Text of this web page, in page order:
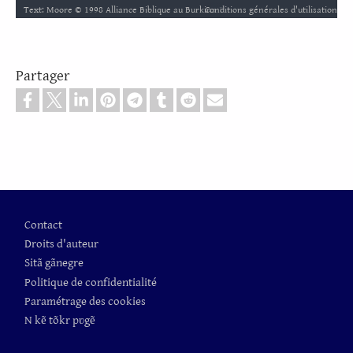
Text: Moore © 1998 Alliance Biblique au Burkina Faso / Audio: Audio recording of the Bible Text ℗ 2006 Hosanna / Video: Courtesy of LUMO Project Films
Conditions générales d'utilisation
Partager
Contact
Droits d'auteur
Sitã gãnegre
Politique de confidentialité
Paramétrage des cookies
N kẽ tõkr pʋgẽ